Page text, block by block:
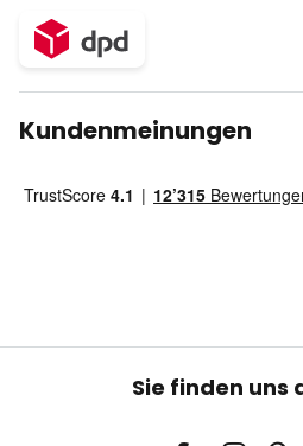
Kundenmeinungen
Sie finden uns